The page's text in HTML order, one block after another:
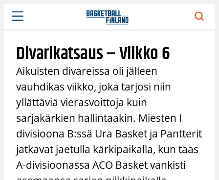
Siirry
sisältöön
Divarikatsaus – Viikko 6
Aikuisten divareissa oli jälleen
vauhdikas viikko, joka tarjosi niin
yllättäviä vierasvoittoja kuin
sarjakärkien hallintaakin. Miesten I
divisioona B:ssä Ura Basket ja Pantterit
jatkavat jaetulla kärkipaikalla, kun taas
A-divisioonassa ACO Basket vankisti